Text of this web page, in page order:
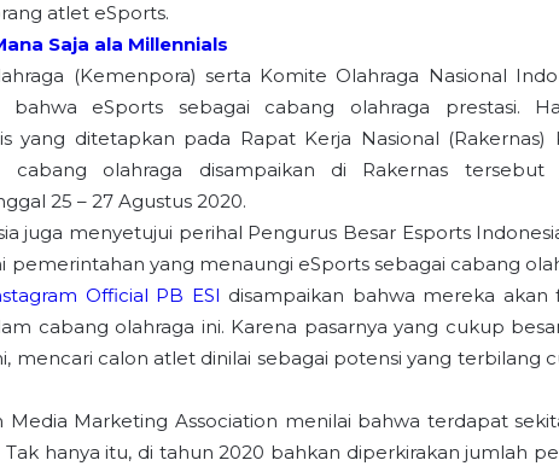
atlet eSports.
Saja ala Millennials
(Kemenpora) serta Komite Olahraga Nasional
eSports sebagai cabang olahraga prestasi.
yang ditetapkan pada Rapat Kerja Nasional (Rakernas)
cabang olahraga disampaikan di Rakernas tersebut
25 – 27 Agustus 2020.
juga menyetujui perihal Pengurus Besar Esports
pemerintahan yang menaungi eSports sebagai cabang
Official PB ESI disampaikan bahwa mereka akan
cabang olahraga ini. Karena pasarnya yang cukup
mencari calon atlet dinilai sebagai potensi yang terbilang
Marketing Association menilai bahwa terdapat
Tak hanya itu, di tahun 2020 bahkan diperkirakan jumlah